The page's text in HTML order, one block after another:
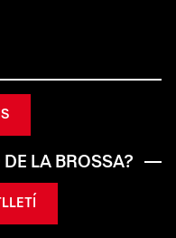
LA BROSSA?